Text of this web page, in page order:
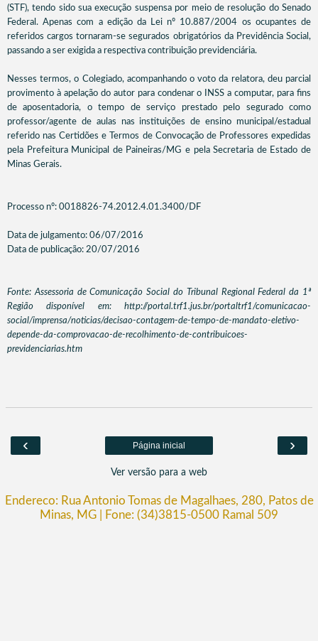
(STF), tendo sido sua execução suspensa por meio de resolução do Senado
Federal. Apenas com a edição da Lei nº 10.887/2004 os ocupantes de
referidos cargos tornaram-se segurados obrigatórios da Previdência Social,
passando a ser exigida a respectiva contribuição previdenciária.
Nesses termos, o Colegiado, acompanhando o voto da relatora, deu parcial
provimento à apelação do autor para condenar o INSS a computar, para fins
de aposentadoria, o tempo de serviço prestado pelo segurado como
professor/agente de aulas nas instituições de ensino municipal/estadual
referido nas Certidões e Termos de Convocação de Professores expedidas
pela Prefeitura Municipal de Paineiras/MG e pela Secretaria de Estado de
Minas Gerais.
Processo nº: 0018826-74.2012.4.01.3400/DF
Data de julgamento: 06/07/2016
Data de publicação: 20/07/2016
Fonte: Assessoria de Comunicação Social do Tribunal Regional Federal da 1ª
Região disponível em: http://portal.trf1.jus.br/portaltrf1/comunicacao-
social/imprensa/noticias/decisao-contagem-de-tempo-de-mandato-eletivo-
depende-da-comprovacao-de-recolhimento-de-contribuicoes-
previdenciarias.htm
‹ ›
Página inicial
Ver versão para a web
Endereco: Rua Antonio Tomas de Magalhaes, 280, Patos de
Minas, MG | Fone: (34)3815-0500 Ramal 509